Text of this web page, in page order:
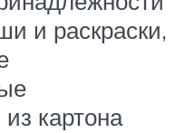
и раскраски,
картона